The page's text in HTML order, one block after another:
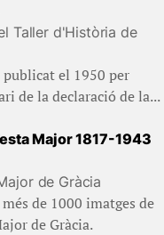
Taller d'Història de
el 1950 per
de la declaració de la...
Major 1817-1943
de Gràcia
de 1000 imatges de
de Gràcia.